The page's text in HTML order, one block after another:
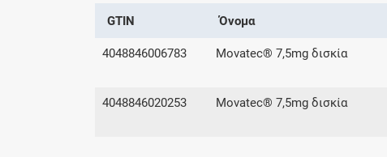
GTIN Όνομα
4048846006783 Movatec® 7,5mg δισκία
4048846020253 Movatec® 7,5mg δισκία